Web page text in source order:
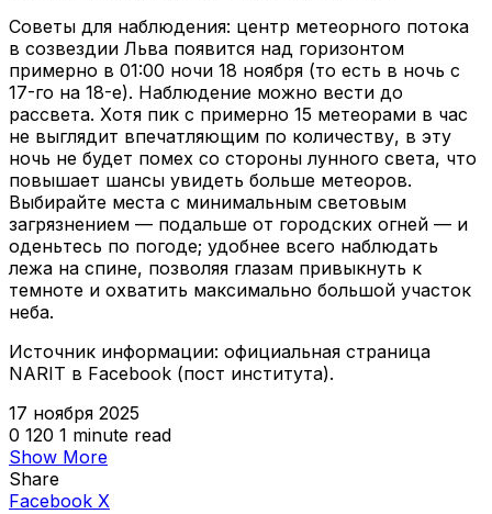
Советы для наблюдения: центр метеорного потока
в созвездии Льва появится над горизонтом
примерно в 01:00 ночи 18 ноября (то есть в ночь с
17-го на 18-е). Наблюдение можно вести до
рассвета. Хотя пик с примерно 15 метеорами в час
не выглядит впечатляющим по количеству, в эту
ночь не будет помех со стороны лунного света, что
повышает шансы увидеть больше метеоров.
Выбирайте места с минимальным световым
загрязнением — подальше от городских огней — и
оденьтесь по погоде; удобнее всего наблюдать
лежа на спине, позволяя глазам привыкнуть к
темноте и охватить максимально большой участок
неба.
Источник информации: официальная страница
NARIT в Facebook (пост института).
17 ноября 2025
0 120 1 minute read
Show More
Share
Facebook X